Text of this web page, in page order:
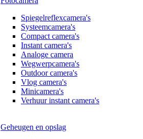
Spiegelreflexcamera's
Systeemcamera's
Compact camera's
Instant camera's
Analoge camera
Wegwerpcamera's
Outdoor camera's
Vlog camera's
Minicamera's
Verhuur instant camera's
Geheugen en opslag